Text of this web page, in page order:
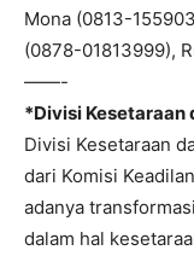
Mona (0813-
(0878-01813999),
——-
*Divisi Kesetaraan
Divisi Kesetaraan
dari Komisi
adanya
dalam hal